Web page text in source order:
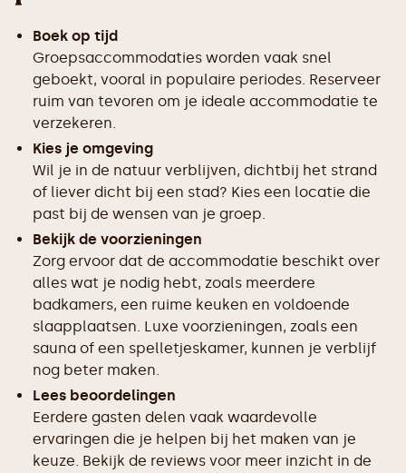
Boek op tijd
Groepsaccommodaties worden vaak snel
geboekt, vooral in populaire periodes. Reserveer
ruim van tevoren om je ideale accommodatie te
verzekeren.
Kies je omgeving
Wil je in de natuur verblijven, dichtbij het strand
of liever dicht bij een stad? Kies een locatie die
past bij de wensen van je groep.
Bekijk de voorzieningen
Zorg ervoor dat de accommodatie beschikt over
alles wat je nodig hebt, zoals meerdere
badkamers, een ruime keuken en voldoende
slaapplaatsen. Luxe voorzieningen, zoals een
sauna of een spelletjeskamer, kunnen je verblijf
nog beter maken.
Lees beoordelingen
Eerdere gasten delen vaak waardevolle
ervaringen die je helpen bij het maken van je
keuze. Bekijk de reviews voor meer inzicht in de